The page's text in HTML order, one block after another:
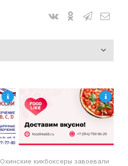
Охинские кикбоксеры завоевали